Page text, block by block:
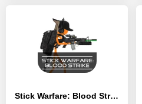
Stick Warfare: Blood Strike